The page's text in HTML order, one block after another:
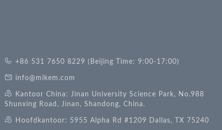
+86 531 7650 8229 (Beijing Time: 9:00-17:00)
info@mikem.com
Kantoor China: Jinan University Science Park, No.988
Shunxing Road, Jinan, Shandong, China.
Hoofdkantoor: 5955 Alpha Rd #1209 Dallas, TX 75240